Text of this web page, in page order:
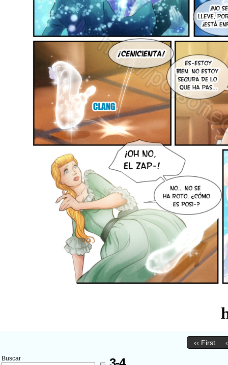
‹‹ First
Buscar